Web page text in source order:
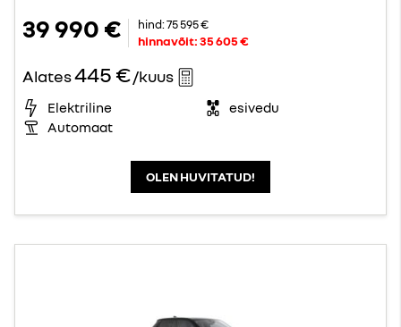
39 990 € hind:75 595 €
hinnavõit:35 605 €
Alates445 €/kuus
Elektriline
esivedu
Automaat
OLEN HUVITATUD!